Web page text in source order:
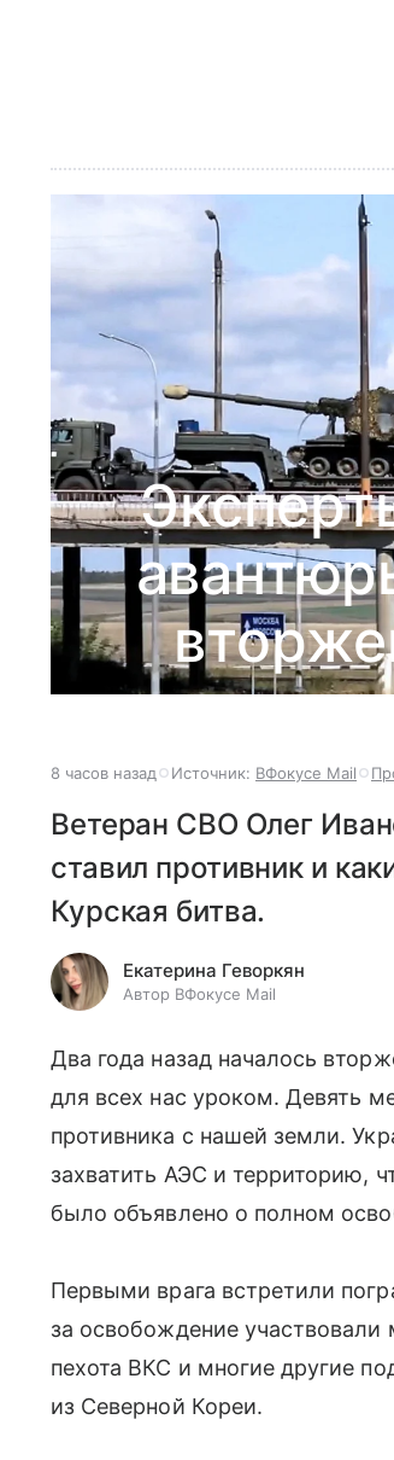
8 часов назад Источник: ВФокусе Mail
Ветеран СВО Олег
ставил противник и
Курская битва.
Екатерина Геворкян
Автор ВФокусе Mail
Два года назад началось
для всех нас уроком. Девять
противника с нашей земли.
захватить АЭС и территорию,
было объявлено о полном
Первыми врага встретили
за освобождение
пехота ВКС и многие другие
из Северной Кореи.